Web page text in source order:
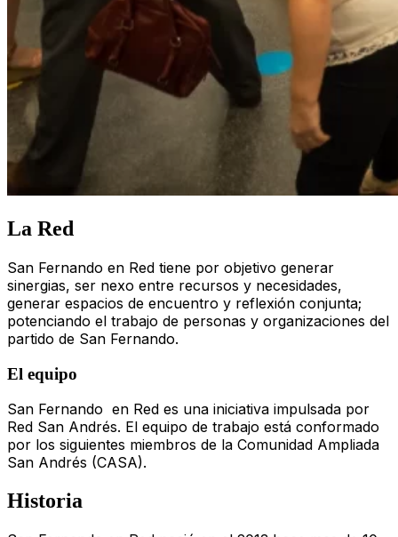
La Red
San Fernando en Red tiene por objetivo generar
sinergias, ser nexo entre recursos y necesidades,
generar espacios de encuentro y reflexión conjunta;
potenciando el trabajo de personas y organizaciones del
partido de San Fernando.
El equipo
San Fernando en Red es una iniciativa impulsada por
Red San Andrés. El equipo de trabajo está conformado
por los siguientes miembros de la Comunidad Ampliada
San Andrés (CASA).
Historia